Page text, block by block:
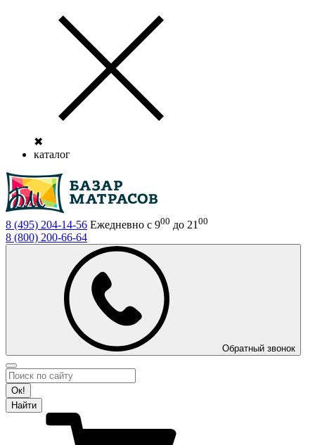
✖
каталог
8 (495) 204-14-56 Ежедневно с 900 до 21 00
8 (800) 200-66-64
Обратный звонок
Ок!
Найти